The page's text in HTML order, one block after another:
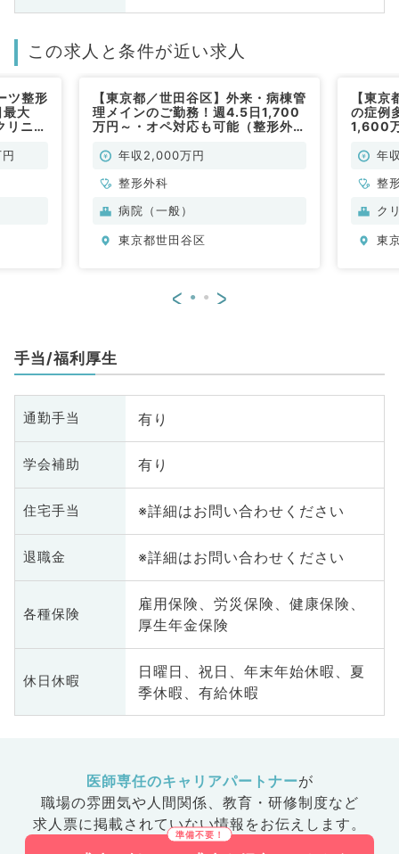
この求人と条件が近い求人
ツ整形
大
ニッ
【東京都／世田谷区】外来・病棟管
理メインのご勤務！週4.5日1,700
万円～・オペ対応も可能（整形外科
年収2,000万円
整形外科
病院（一般）
東京都世田谷区
【東
の症例
1,600
年
整
ク
東
< >
手当/福利厚生
通勤手当 有り
学会補助 有り
住宅手当 ※詳細はお問い合わせください
退職金 ※詳細はお問い合わせください
各種保険
雇用保険、労災保険、健康保険、
厚生年金保険
休日休暇
日曜日、祝日、年末年始休暇、夏
季休暇、有給休暇
医師専任のキャリアパートナーが
職場の雰囲気や人間関係、 教育・研修制度など
求人票に掲載されていない情報をお伝えします。